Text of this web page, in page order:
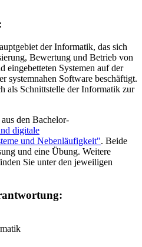
der Informatik, das sich
Bewertung und Betrieb von
eingebetteten Systemen auf der
systemnahen Software beschäftigt.
als Schnittstelle der Informatik zur
den Bachelor-
digitale
und Nebenläufigkeit". Beide
und eine Übung. Weitere
Sie unter den jeweiligen